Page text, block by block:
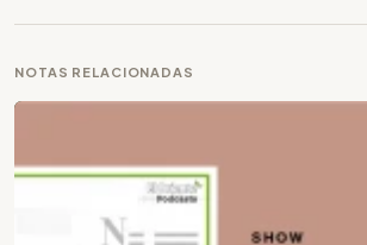
NOTAS RELACIONADAS